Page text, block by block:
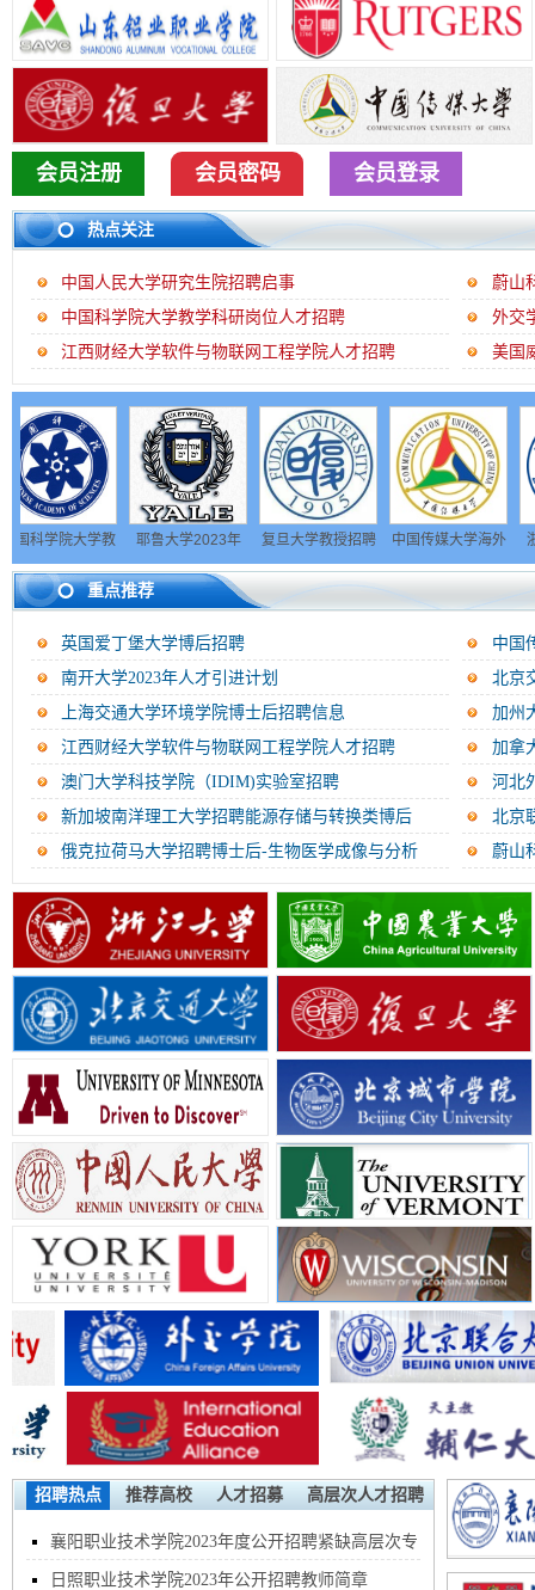
会员注册 会员密码 会员登录
热点关注
中国人民大学研究生院招聘启事
蔚山
中国科学院大学教学科研岗位人才招聘
外交
江西财经大学软件与物联网工程学院人才招聘
美国
院大学教
位人才招
聘
耶鲁大学2023年
招聘公告
复旦大学教授招聘
启事
中国传媒大学海外
高层次人才招聘启
事
浙江大
公开招聘
重点推荐
英国爱丁堡大学博后招聘
中国
南开大学2023年人才引进计划
北京
招...
上海交通大学环境学院博士后招聘信息
加州
江西财经大学软件与物联网工程学院人才招聘
加拿
及...
澳门大学科技学院（IDIM)实验室招聘
河北
新加坡南洋理工大学招聘能源存储与转换类博后
北京
告...
俄克拉荷马大学招聘博士后-生物医学成像与分析 蔚山
招聘热点 推荐高校 人才招募 高层次人才招聘
襄阳职业技术学院2023年度公开招聘紧缺高层次专
业人才公告
日照职业技术学院2023年公开招聘教师简章